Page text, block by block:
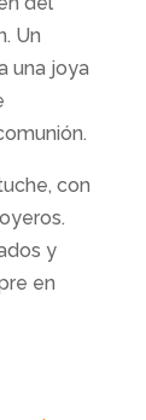
Un
una joya
con
y
en